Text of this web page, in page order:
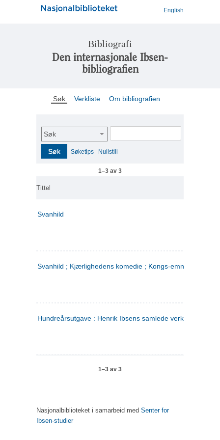
English
Bibliografi
Den internasjonale Ibsen-
bibliografien
Søk Verkliste Om bibliografien
Søk
Søk Søketips Nullstill
1–3 av 3
Tittel
Svanhild
Svanhild ; Kjærlighedens komedie ; Kongs-emnerne
Hundreårsutgave : Henrik Ibsens samlede verker. 4
1–3 av 3
Nasjonalbiblioteket i samarbeid med Senter for
Ibsen-studier